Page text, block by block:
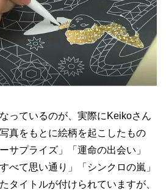
っているのが、実際にKeikoさん
真をもとに絵柄を起こしたもの
サプライズ」「運命の出会い」
べて思い通り」「シンクロの嵐」
タイトルが付けられていますが、